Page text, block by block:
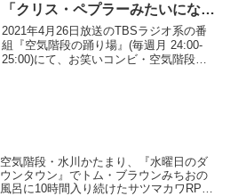
「クリス・ペプラーみたいになる
ところ」と誤って発言して謝罪
「申し訳ございません」
2021年4月26日放送のTBSラジオ系の番
組『空気階段の踊り場』(毎週月 24:00-
25:00)にて、お笑いコンビ・空気階段の
空気階段・水川かたまり、『水曜日のダ
ウンタウン』でトム・ブラウンみちおの
風呂に10時間入り続けたサツマカワRPG